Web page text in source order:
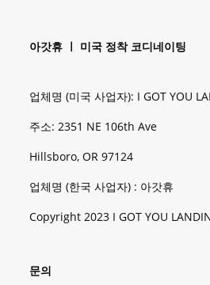
아갓휴 ㅣ 미국 정착 코디네이팅
업체명 (미국 사업자): I GOT YOU
주소: 2351 NE 106th Ave
Hillsboro, OR 97124
업체명 (한국 사업자) : 아갓휴
Copyright 2023 I GOT YOU
문의